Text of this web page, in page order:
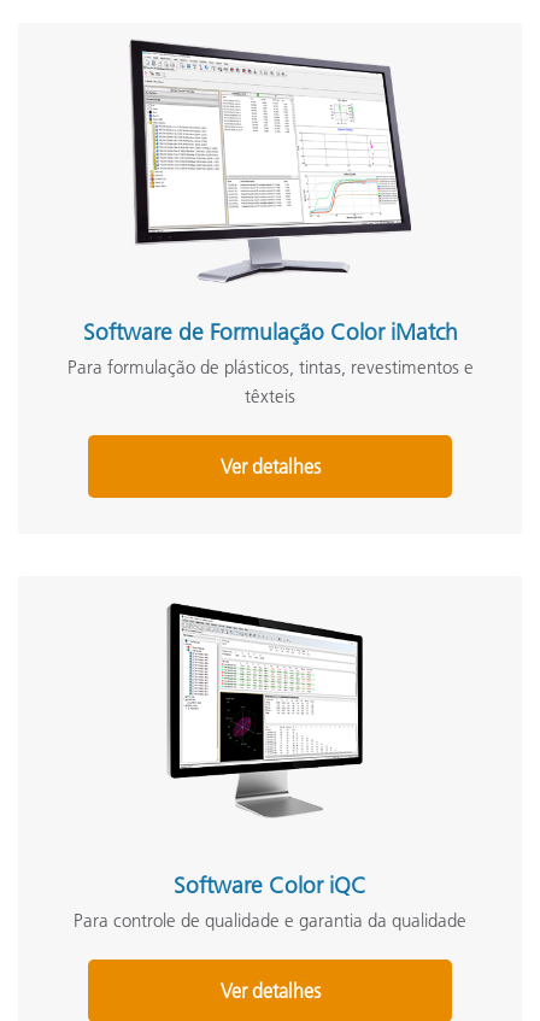
Software de Formulação Color iMatch
Para formulação de plásticos, tintas, revestimentos e
têxteis
Ver detalhes
Software Color iQC
Para controle de qualidade e garantia da qualidade
Ver detalhes